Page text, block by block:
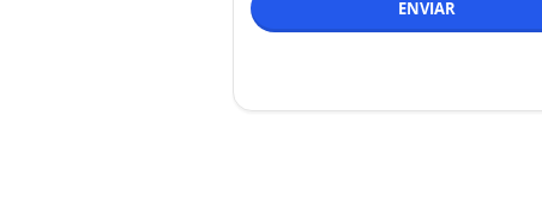
ENVIAR